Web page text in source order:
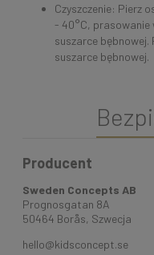
Czyszczenie: Pierz
- 40°C, prasowanie
suszarce bębnowej.
suszarce bębnowej.
Producent
Sweden Concepts AB
Prognosgatan 8A
50464 Borås, Szwecja
hello@kidsconcept.se